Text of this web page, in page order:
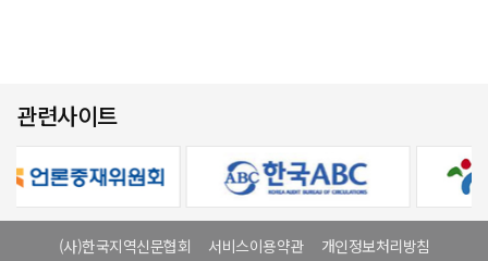
관련사이트
(사)한국지역신문협회 서비스이용약관 개인정보처리방침